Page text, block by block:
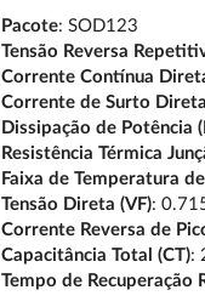
Pacote: SOD123
Tensão Reversa
Corrente Contínua
Corrente de Surto
Dissipação de Potência
Resistência Térmica
Faixa de Temperatura
Tensão Direta (VF):
Corrente Reversa de
Capacitância Total (CT):
Tempo de Recuperação